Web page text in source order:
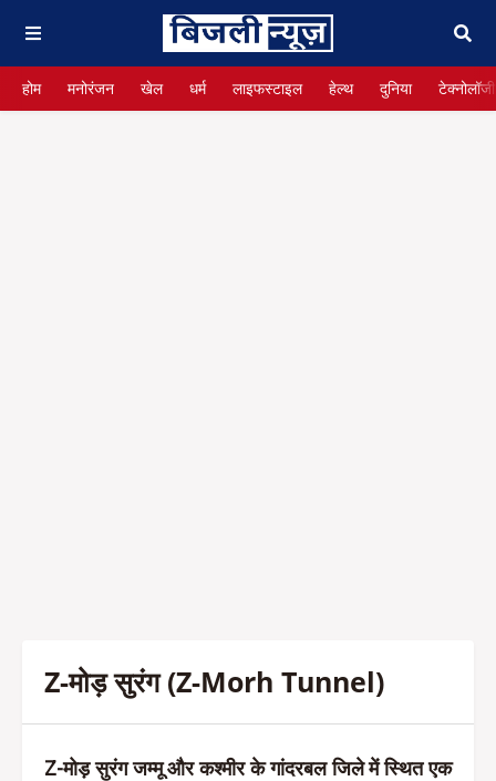
होम मनोरंजन खेल धर्म लाइफस्टाइल हेल्थ दुनिया टेक्नोलॉजी
Z-मोड़ सुरंग (Z-Morh Tunnel)
Z-मोड़ सुरंग जम्मू और कश्मीर के गांदरबल जिले में स्थित एक